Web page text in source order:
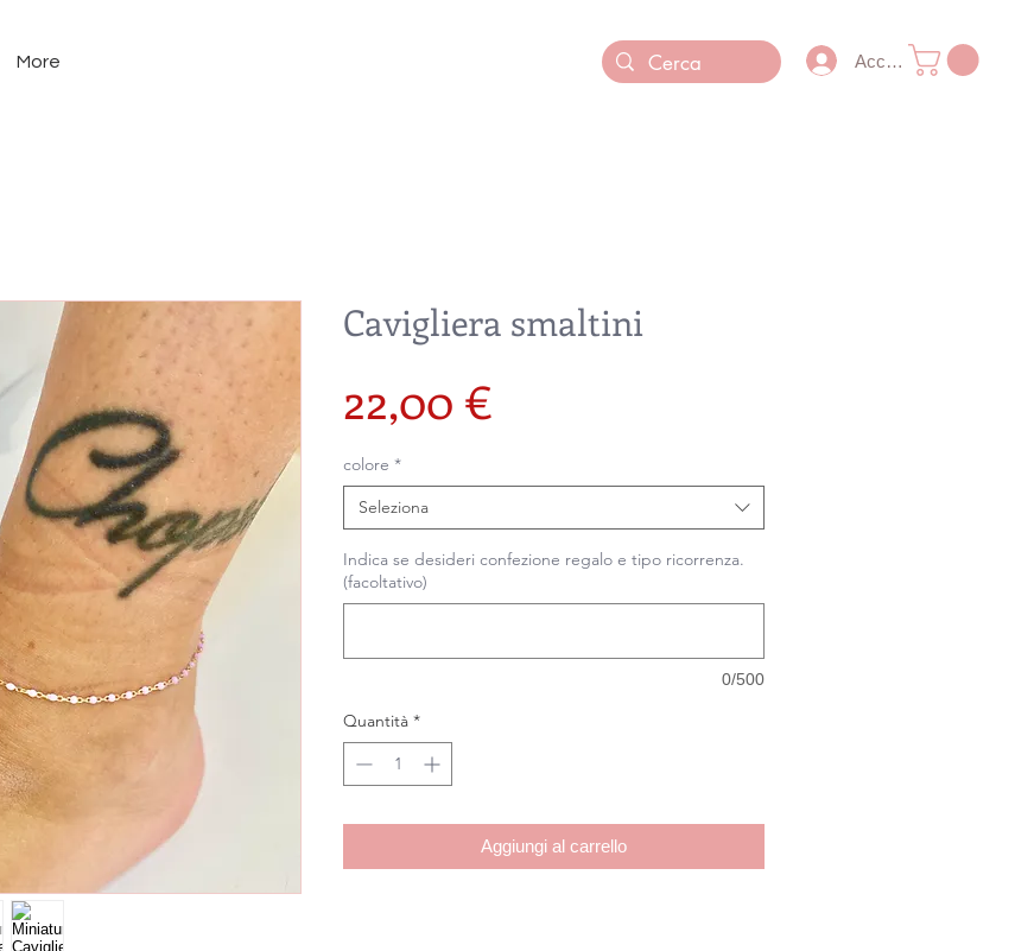
More Accedi
Cavigliera smaltini
22,00 €
colore *
Seleziona
Indica se desideri confezione regalo e tipo ricorrenza.
(facoltativo)
0/500
Quantità *
Aggiungi al carrello